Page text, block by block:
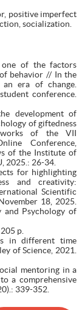
positive imperfect
socialization.
of the factors
behavior // In the
era of change.
conference.
development of
of giftedness
of the VII
Conference,
of the Institute of
2025.: 26-34.
for highlighting
and creativity:
Scientific
18, 2025.
and Psychology of
p.
in different time
of Science, 2021.
mentoring in a
a comprehensive
339-352.